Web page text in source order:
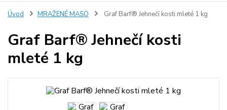
Úvod MRAŽENÉ MASO Graf Barf® Jehnečí kosti mleté 1 kg
Graf Barf® Jehnečí kosti
mleté 1 kg